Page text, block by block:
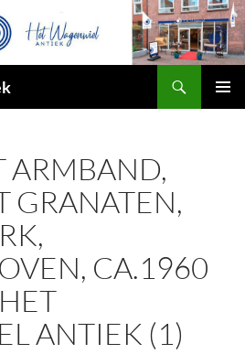
ARMBAND,
GRANATEN,
CA.1960
ANTIEK (1)